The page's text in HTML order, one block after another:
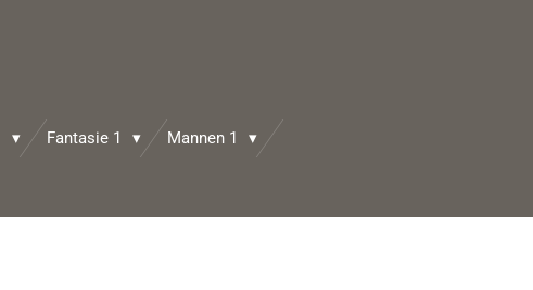
Fantasie 1 Mannen 1